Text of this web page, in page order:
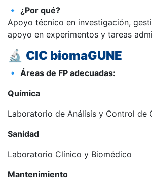
🔹 ¿Por qué?
Apoyo técnico en investigación,
apoyo en experimentos y tareas
🔬 CIC biomaGUNE
🔹 Áreas de FP adecuadas:
Química
Laboratorio de Análisis y Control de
Sanidad
Laboratorio Clínico y Biomédico
Mantenimiento